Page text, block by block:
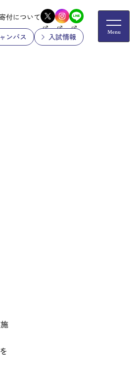
付について
ンパス 入試情報